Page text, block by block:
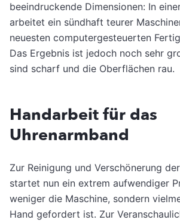
beeindruckende Dimensionen: In
arbeitet ein sündhaft teurer
neuesten computergesteuerten
Das Ergebnis ist jedoch noch sehr
sind scharf und die Oberflächen rau.
Handarbeit für das
Uhrenarmband
Zur Reinigung und Verschönerung
startet nun ein extrem aufwendiger
weniger die Maschine, sondern
Hand gefordert ist. Zur